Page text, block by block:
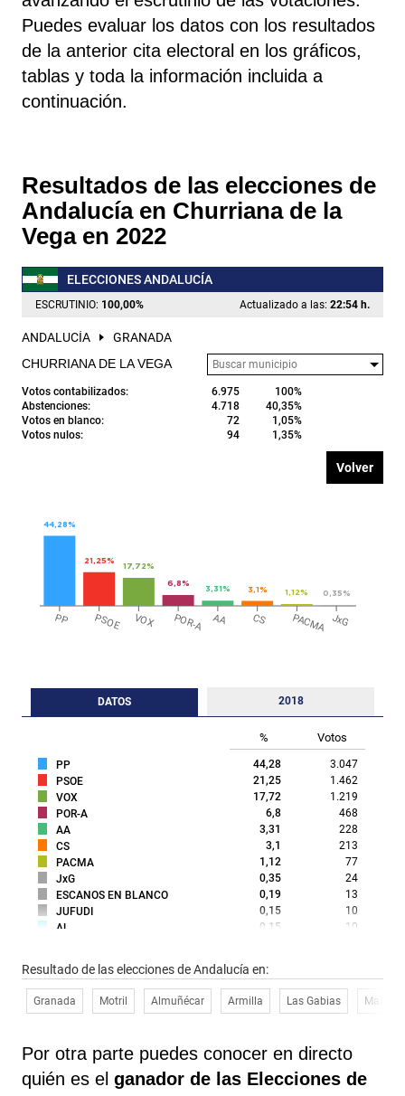
Puedes evaluar los datos con los resultados
de la anterior cita electoral en los gráficos,
tablas y toda la información incluida a
continuación.
Resultados de las elecciones de
Andalucía en Churriana de la
Vega en 2022
ELECCIONES ANDALUCÍA
ESCRUTINIO: 100,00% Actualizado a las: 22:54 h.
ANDALUCÍA
GRANADA
CHURRIANA DE LA VEGA
Votos contabilizados: 6.975
100%
Abstenciones:
4.718
40,35%
Votos en blanco:
72
1,05%
Votos nulos:
94 1,35%
Volver
PP PSOE VOX POR-A AA CS PACMA JxG
44,28%
21,25%
17,72%
6,8%
3,31% 3,1% 1,12% 0,35%
DATOS 2018
% Votos
PP 44,28
3.047
PSOE
21,25
1.462
VOX
17,72
1.219
POR-A
6,8
468
AA
3,31
228
CS
3,1
213
PACMA
1,12
77
JxG
0,35
24
ESCAÑOS EN BLANCO
0,19
13
JUFUDI
0,15
10
AL
0,15
10
RECORTES CERO
0,12
CRSxA
0,07
PCTE
0,03
N.A.
0,01 1
Resultado de las elecciones de Andalucía en:
Granada Motril Almuñécar Armilla Las Gabias
Por otra parte puedes conocer en directo
quién es el ganador de las Elecciones de